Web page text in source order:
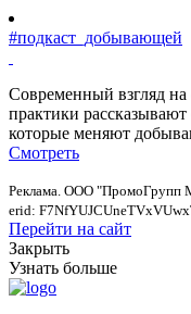
#подкаст_добывающей
Современный взгляд на
практики
которые меняют
Смотреть
Реклама. ООО "ПромоГрупп
erid:
Перейти на сайт
Закрыть
Узнать больше